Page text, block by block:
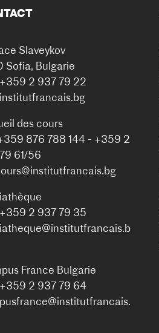
Slaveykov
Sofia, Bulgarie
2 937 79 22
des cours
876 788 144 - +359 2
61/56
2 937 79 35
France Bulgarie
2 937 79 64